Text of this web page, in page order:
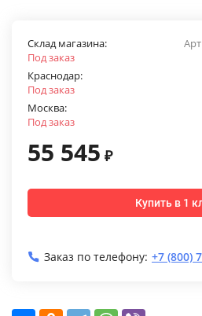
Склад магазина:
Под заказ
Краснодар:
Под заказ
Москва:
Под заказ
55 545 ₽
Купить в 1
Заказ по телефону: +7 (800)